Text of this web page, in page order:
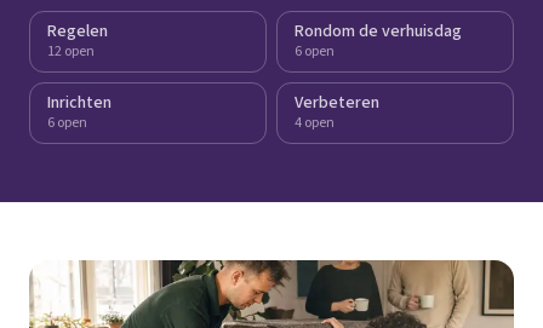
Regelen
12 open
Rondom de verhuisdag
6 open
Inrichten
6 open
Verbeteren
4 open